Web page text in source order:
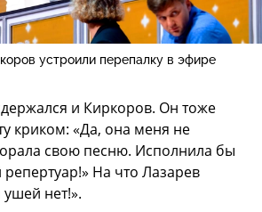
устроили перепалку в эфире
и Киркоров. Он тоже
криком: «Да, она меня не
свою песню. Исполнила бы
На что Лазарев
ушей нет!».